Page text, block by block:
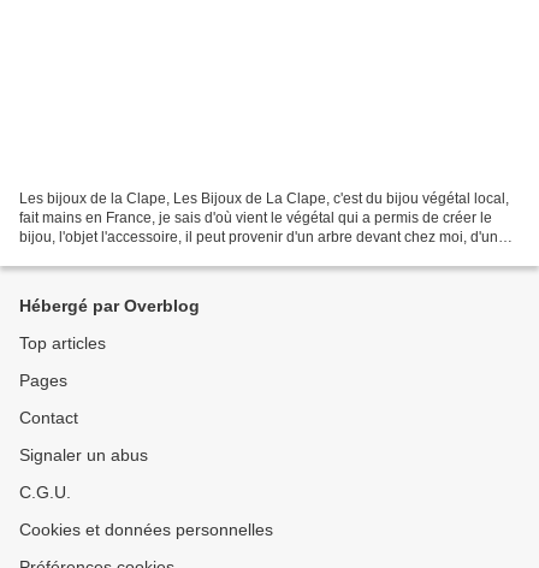
Les bijoux de la Clape, Les Bijoux de La Clape, c'est du bijou végétal local,
fait mains en France, je sais d'où vient le végétal qui a permis de créer le
bijou, l'objet l'accessoire, il peut provenir d'un arbre devant chez moi, d'un
Hébergé par Overblog
Top articles
Pages
Contact
Signaler un abus
C.G.U.
Cookies et données personnelles